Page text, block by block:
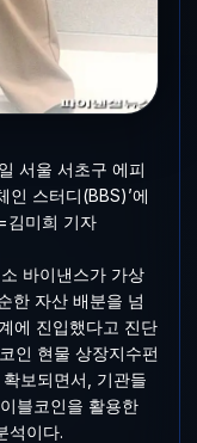
서울 서초구 에피
인 스터디(BBS)’에
김미희 기자
바이낸스가 가상
한 자산 배분을 넘
에 진입했다고 진단
인 현물 상장지수펀
보되면서, 기관들
블코인을 활용한
석이다.